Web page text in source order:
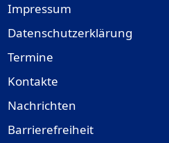
Impressum
Datenschutzerklärung
Termine
Kontakte
Nachrichten
Barrierefreiheit